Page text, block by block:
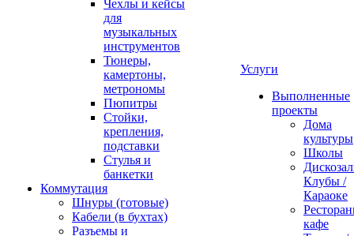
Чехлы и кейсы
для
музыкальных
инструментов
Тюнеры,
камертоны,
метрономы
Пюпитры
Стойки,
крепления,
подставки
Стулья и
банкетки
Коммутация
Шнуры (готовые)
Кабели (в бухтах)
Разъемы и
Услуги
Выполненные
проекты
Дома
культуры
Школы
Клубы /
Караоке
кафе